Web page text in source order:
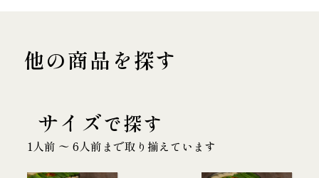
他の商品を探す
サイズで探す
1人前 〜 6人前まで取り揃えています